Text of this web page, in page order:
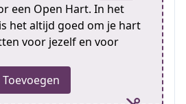
een Open Hart. In het
het altijd goed om je hart
voor jezelf en voor
Toevoegen